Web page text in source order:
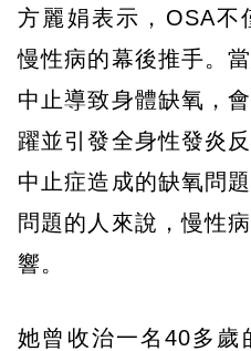
方麗娟表示，OSA不
慢性病的幕後推手。
中止導致身體缺氧，
躍並引發全身性發炎
中止症造成的缺氧問
問題的人來說，慢性
響。
她曾收治一名40多歲